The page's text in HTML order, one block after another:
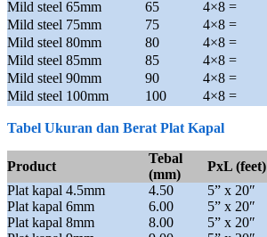
Mild steel 65mm 65 4×8 =
Mild steel 75mm
75 4×8 =
Mild steel 80mm
80 4×8 =
Mild steel 85mm
85 4×8 =
Mild steel 90mm
90 4×8 =
Mild steel 100mm
100 4×8 =
Tabel Ukuran dan Berat Plat Kapal
Product
Tebal
(mm)
PxL (feet)
Plat kapal 4.5mm
4.50 5” x 20″
Plat kapal 6mm
6.00 5” x 20″
Plat kapal 8mm
8.00 5” x 20″